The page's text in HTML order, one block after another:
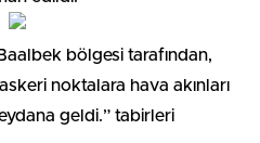
bölgesi tarafından,
noktalara hava akınları
geldi.” tabirleri